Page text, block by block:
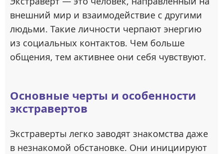
внешний мир и взаимодействие с другими
людьми. Такие личности черпают энергию
из социальных контактов. Чем больше
общения, тем активнее они себя чувствуют.
Основные черты и особенности
экстравертов
Экстраверты легко заводят знакомства даже
в незнакомой обстановке. Они инициируют